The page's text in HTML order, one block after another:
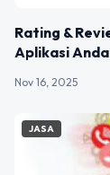
Rating &
Aplikasi Anda
Nov 16, 2025
JASA